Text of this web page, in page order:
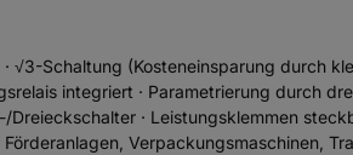
Schaltung (Kosteneinsparung durch
integriert · Parametrierung durch
· Leistungsklemmen
Verpackungsmaschinen,